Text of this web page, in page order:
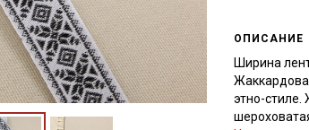
ОПИСАНИЕ
Ширина
этно-